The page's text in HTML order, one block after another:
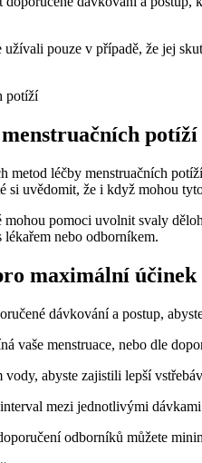
pouze v případě, že jej
potíží
metod léčby menstruačních
si uvědomit, že i když mohou
pomoci uvolnit svaly
nebo odborníkem.
maximální účinek
dávkování a postup,
vaše menstruace, nebo dle
abyste zajistili lepší
mezi jednotlivými
odborníků můžete